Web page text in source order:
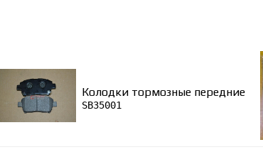
Колодки тормозные передние
SB35001